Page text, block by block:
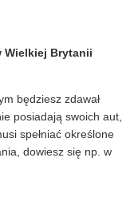
Wielkiej Brytanii
będziesz zdawał
posiadają swoich aut,
spełniać określone
dowiesz się np. w